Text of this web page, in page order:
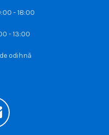
- 18:00
- 13:00
odihnă